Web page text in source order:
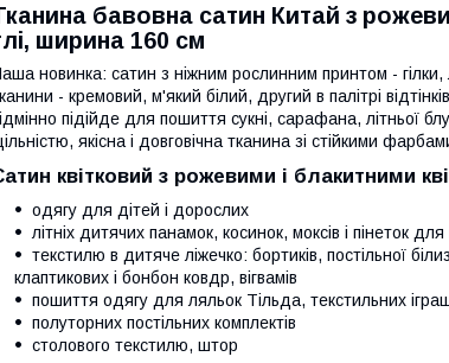
бавовна сатин Китай з
ширина 160 см
новинка: сатин з ніжним рослинним принтом - гілки,
- кремовий, м'який білий, другий в палітрі
підійде для пошиття сукні, сарафана, літньої
якісна і довговічна тканина зі стійкими
квітковий з рожевими і блакитними
одягу для дітей і дорослих
літніх дитячих панамок, косинок, моксів і пінеток
текстилю в дитяче ліжечко: бортиків, постільної
клаптикових і бонбон ковдр, вігвамів
пошиття одягу для ляльок Тільда, текстильних
полуторних постільних комплектів
столового текстилю, штор